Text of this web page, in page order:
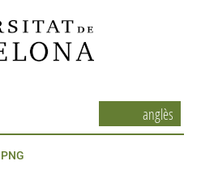
anglès
PNG